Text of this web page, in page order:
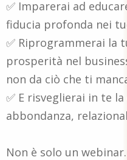
✅ Imparerai ad
fiducia profonda nei
✅ Riprogrammerai la
prosperità nel
non da ciò che ti
✅ E risveglierai in te
abbondanza,
Non è solo un webinar.